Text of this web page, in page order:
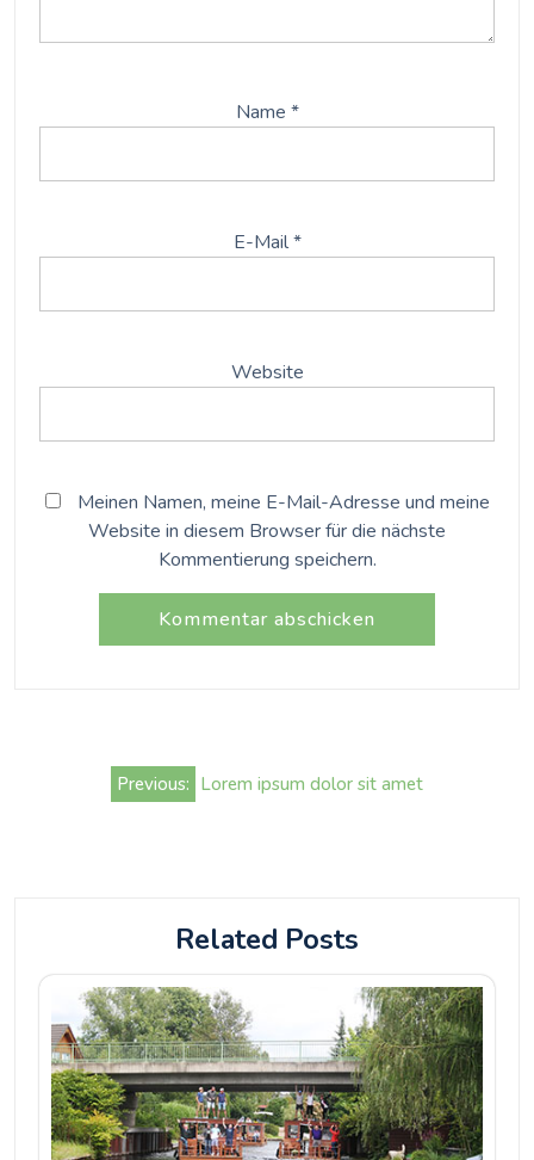
Name *
E-Mail*
Website
Meinen Namen, meine E-Mail-Adresse und meine
Website in diesem Browser für die nächste
Kommentierung speichern.
Beitrags-
Navigation
Previous: Lorem ipsum dolor sit amet
Related Posts